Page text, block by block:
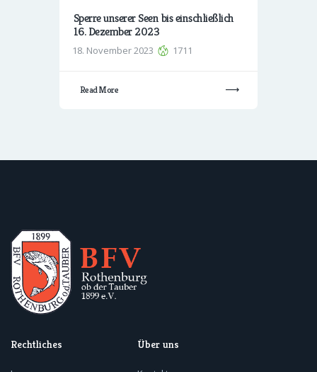
Sperre unserer Seen bis einschließlich
16. Dezember 2023
18. November 2023 1711
Read More
Rechtliches Über uns